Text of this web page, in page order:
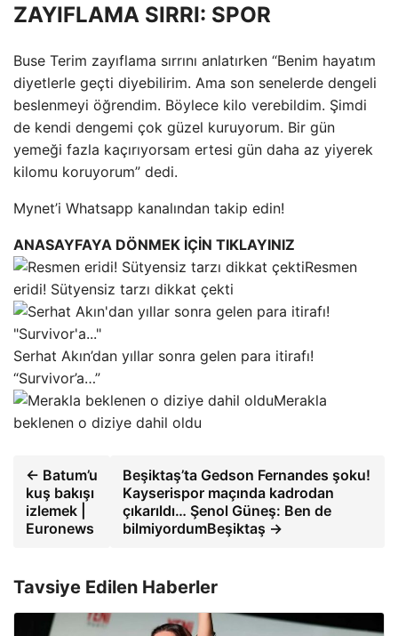
ZAYIFLAMA SIRRI: SPOR
Buse Terim zayıflama sırrını anlatırken “Benim hayatım
diyetlerle geçti diyebilirim. Ama son senelerde dengeli
beslenmeyi öğrendim. Böylece kilo verebildim. Şimdi
de kendi dengemi çok güzel kuruyorum. Bir gün
yemeği fazla kaçırıyorsam ertesi gün daha az yiyerek
kilomu koruyorum” dedi.
Mynet’i Whatsapp kanalından takip edin!
ANASAYFAYA DÖNMEK İÇİN TIKLAYINIZ
Resmen
eridi! Sütyensiz tarzı dikkat çekti
Serhat Akın’dan yıllar sonra gelen para itirafı!
“Survivor’a…”
Merakla
beklenen o diziye dahil oldu
← Batum’u
kuş bakışı
izlemek |
Euronews
Beşiktaş’ta Gedson Fernandes şoku!
Kayserispor maçında kadrodan
çıkarıldı… Şenol Güneş: Ben de
bilmiyordumBeşiktaş →
Tavsiye Edilen Haberler